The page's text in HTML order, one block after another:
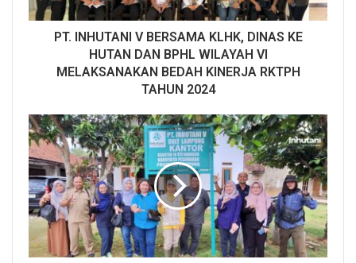
PT. INHUTANI V BERSAMA KLHK, DINAS KE
HUTAN DAN BPHL WILAYAH VI
MELAKSANAKAN BEDAH KINERJA RKTPH
TAHUN 2024